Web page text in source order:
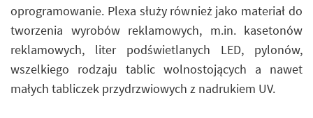
oprogramowanie. Plexa służy również jako materiał do
tworzenia wyrobów reklamowych, m.in. kasetonów
reklamowych, liter podświetlanych LED, pylonów,
wszelkiego rodzaju tablic wolnostojących a nawet
małych tabliczek przydrzwiowych z nadrukiem UV.